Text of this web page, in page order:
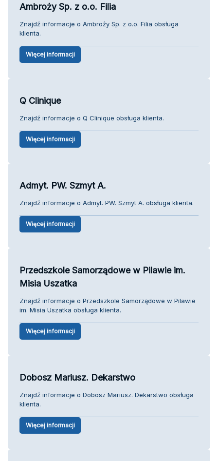
Ambroży Sp. z o.o. Filia
Znajdź informacje o Ambroży Sp. z o.o. Filia obsługa
klienta.
Więcej informacji
Q Clinique
Znajdź informacje o Q Clinique obsługa klienta.
Więcej informacji
Admyt. PW. Szmyt A.
Znajdź informacje o Admyt. PW. Szmyt A. obsługa klienta.
Więcej informacji
Przedszkole Samorządowe w Pilawie im.
Misia Uszatka
Znajdź informacje o Przedszkole Samorządowe w Pilawie
im. Misia Uszatka obsługa klienta.
Więcej informacji
Dobosz Mariusz. Dekarstwo
Znajdź informacje o Dobosz Mariusz. Dekarstwo obsługa
klienta.
Więcej informacji